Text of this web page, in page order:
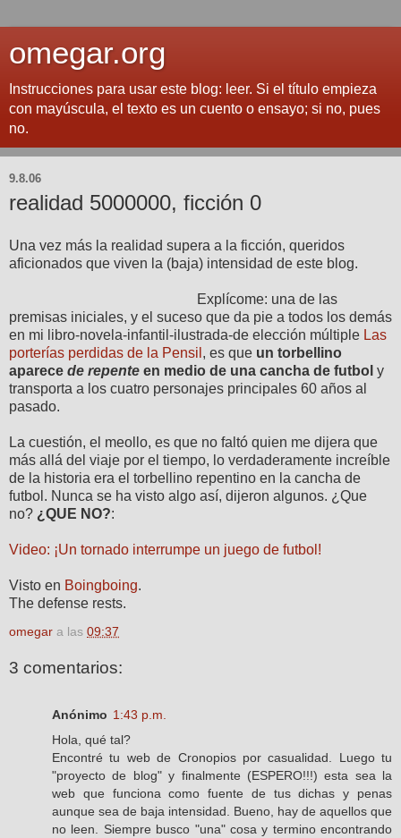
omegar.org
Instrucciones para usar este blog: leer. Si el título empieza
con mayúscula, el texto es un cuento o ensayo; si no, pues
no.
9.8.06
realidad 5000000, ficción 0
Una vez más la realidad supera a la ficción, queridos
aficionados que viven la (baja) intensidad de este blog.
Explícome: una de las
premisas iniciales, y el suceso que da pie a todos los demás
en mi libro-novela-infantil-ilustrada-de elección múltiple Las
porterías perdidas de la Pensil , es que un torbellino
aparece de repente en medio de una cancha de futbol y
transporta a los cuatro personajes principales 60 años al
pasado.
La cuestión, el meollo, es que no faltó quien me dijera que
más allá del viaje por el tiempo, lo verdaderamente increíble
de la historia era el torbellino repentino en la cancha de
futbol. Nunca se ha visto algo así, dijeron algunos. ¿Que
no? ¿QUE NO?:
Video: ¡Un tornado interrumpe un juego de futbol!
Visto en Boingboing.
The defense rests.
omegar a las 09:37
3 comentarios:
Anónimo 1:43 p.m.
Hola, qué tal?
Encontré tu web de Cronopios por casualidad. Luego tu
"proyecto de blog" y finalmente (ESPERO!!!) esta sea la
web que funciona como fuente de tus dichas y penas
aunque sea de baja intensidad. Bueno, hay de aquellos que
no leen. Siempre busco "una" cosa y termino encontrando